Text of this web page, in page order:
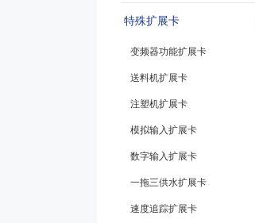
特殊扩展卡
变频器功能扩展卡
送料机扩展卡
注塑机扩展卡
模拟输入扩展卡
数字输入扩展卡
一拖三供水扩展卡
速度追踪扩展卡